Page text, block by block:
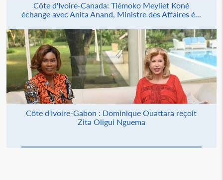
Côte d'Ivoire-Canada: Tiémoko Meyliet Koné
échange avec Anita Anand, Ministre des Affaires é...
Côte d'Ivoire-Gabon : Dominique Ouattara reçoit
Zita Oligui Nguema